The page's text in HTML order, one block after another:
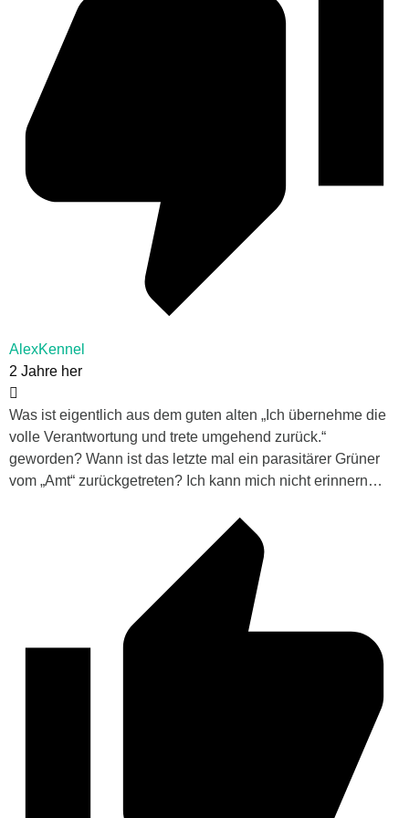
AlexKennel
2 Jahre her
Was ist eigentlich aus dem guten alten „Ich übernehme die
volle Verantwortung und trete umgehend zurück.“
geworden? Wann ist das letzte mal ein parasitärer Grüner
vom „Amt“ zurückgetreten? Ich kann mich nicht erinnern…